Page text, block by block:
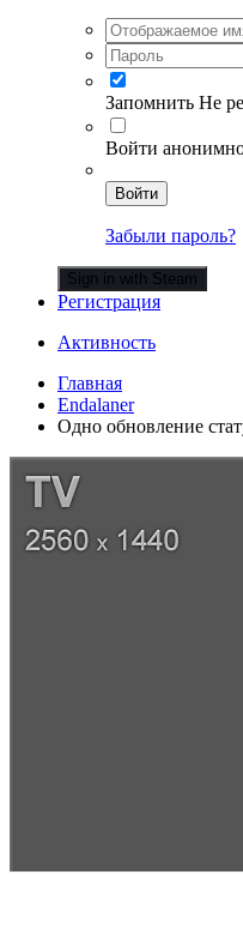
Запомнить Не
Войти
Войти
Забыли пароль?
Sign in with Steam
Регистрация
Активность
Главная
Endalaner
Одно обновление